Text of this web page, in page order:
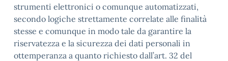
strumenti elettronici o comunque automatizzati,
secondo logiche strettamente correlate alle finalità
stesse e comunque in modo tale da garantire la
riservatezza e la sicurezza dei dati personali in
ottemperanza a quanto richiesto dall’art. 32 del